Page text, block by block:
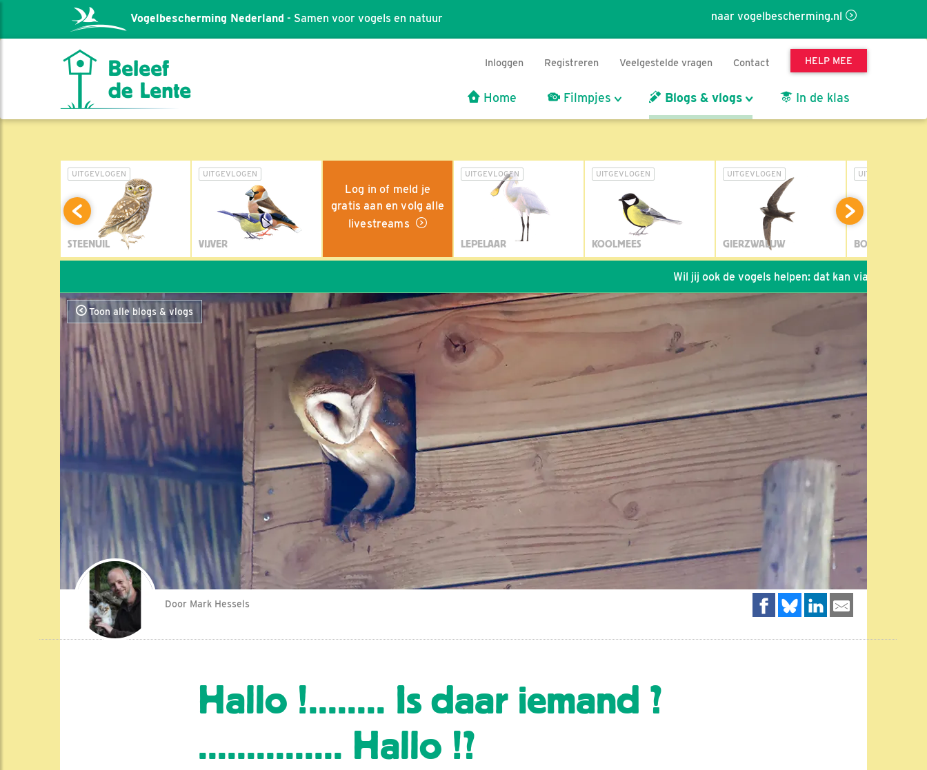
naar vogelbescherming.nl
Vogelbescherming Nederland - Samen voor vogels en natuur
Inloggen Registreren Veelgestelde vragen Contact HELP MEE
Home Filmpjes Blogs & vlogs In de klas
UITGEVLOGEN
STEENUIL
UITGEVLOGEN
VIJVER
Log in of meld je
gratis aan en volg alle
livestreams
UITGEVLOGEN
LEPELAAR
UITGEVLOGEN
KOOLMEES
UITGEVLOGEN
GIERZWALUW
UITGEVLOGEN
BOSUIL
Wil jij ook de vogels helpen: dat kan via de link! *
Toon alle blogs & vlogs
Door Mark Hessels
Hallo !........ Is daar iemand ?
............... Hallo !?